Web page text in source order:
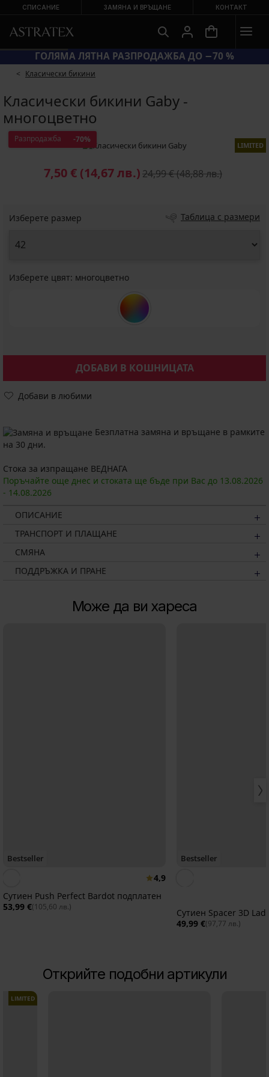
СПИСАНИЕ ЗАМЯНА И ВРЪЩАНЕ КОНТАКТ
ГОЛЯМА ЛЯТНА РАЗПРОДАЖБА ДО −70 %
Класически бикини
Класически бикини Gaby -
многоцветно
Разпродажба -70%
LIMITED
7,50 € (14,67 лв.)24,99 €(48,88 лв.)
Изберете размер Таблица с размери
Изберете цвят: многоцветно
ДОБАВИ В КОШНИЦАТА
Добави в любими
Безплатна замяна и връщане в рамките
на 30 дни.
Стока за изпращане ВЕДНАГА
Поръчайте още днес и стоката ще бъде при Вас до 13.08.2026
- 14.08.2026
ОПИСАНИЕ
ТРАНСПОРТ И ПЛАЩАНЕ
СМЯНА
ПОДДРЪЖКА И ПРАНЕ
Може да ви хареса
Bestseller
4,9
Сутиен Push Perfect Bardot подплатен
53,99 €(105,60 лв.)
Bestseller
Сутиен Spacer 3D
49,99 €(97,77 лв.)
Открийте подобни артикули
LIMITED